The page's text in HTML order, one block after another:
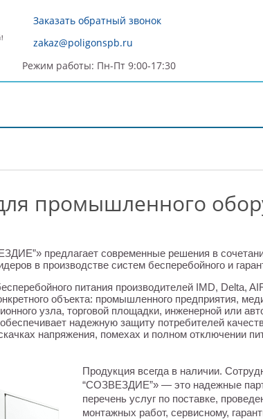
Заказать обратный звонок
zakaz@poligonspb.ru
Режим работы: Пн-Пт 9:00-17:30
промышленного
предлагает современные решения в
в производстве систем бесперебойного и
питания производителей IMD, Delta,
объекта: промышленного предприятия,
узла, торговой площадки, инженерной или
надежную защиту потребителей
напряжения, помехах и полном отключении
Продукция всегда в наличии.
“СОЗВЕЗДИЕ”» — это надежные
перечень услуг по поставке,
монтажных работ, сервисному,